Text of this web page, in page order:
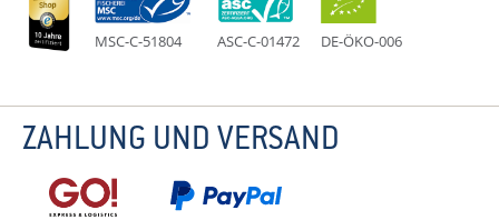
MSC-C-51804 ASC-C-01472 DE-ÖKO-006
ZAHLUNG UND VERSAND